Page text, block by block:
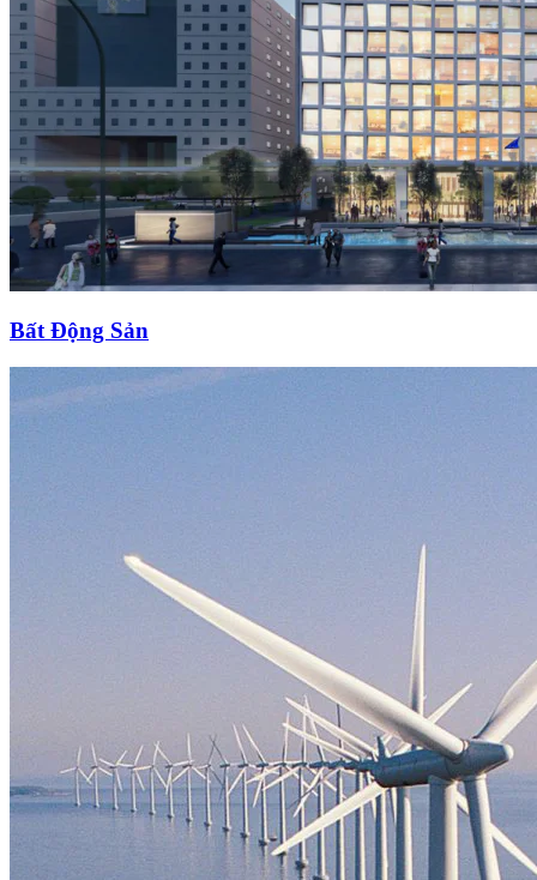
Bất Động Sản